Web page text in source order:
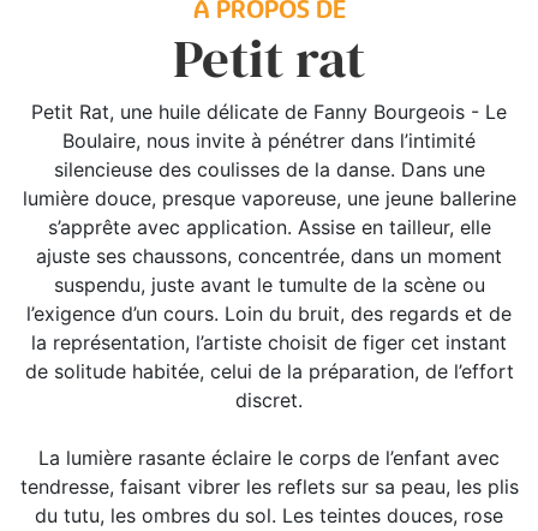
A PROPOS DE
Petit rat
Petit Rat, une huile délicate de Fanny Bourgeois - Le
Boulaire, nous invite à pénétrer dans l’intimité
silencieuse des coulisses de la danse. Dans une
lumière douce, presque vaporeuse, une jeune ballerine
s’apprête avec application. Assise en tailleur, elle
ajuste ses chaussons, concentrée, dans un moment
suspendu, juste avant le tumulte de la scène ou
l’exigence d’un cours. Loin du bruit, des regards et de
la représentation, l’artiste choisit de figer cet instant
de solitude habitée, celui de la préparation, de l’effort
discret.
La lumière rasante éclaire le corps de l’enfant avec
tendresse, faisant vibrer les reflets sur sa peau, les plis
du tutu, les ombres du sol. Les teintes douces, rose